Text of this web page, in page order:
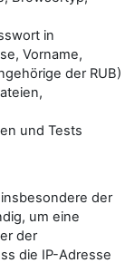
in
Vorname,
der RUB)
und Tests
der
um eine
der
die IP-Adresse